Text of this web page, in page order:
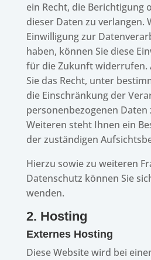
ein Recht, die Berich­ti­gung
dieser Daten zu verlan­gen.
Einwil­li­gung zur
haben, können Sie diese
für die Zukunft wider­ru­fen.
Sie das Recht, unter
die Einschrän­kung der
perso­nen­be­zo­ge­nen Daten
Weite­ren steht Ihnen ein
der zustän­di­gen
Hierzu sowie zu weite­ren
Daten­schutz können Sie
wenden.
2. Hosting
Exter­nes Hosting
Diese Website wird bei